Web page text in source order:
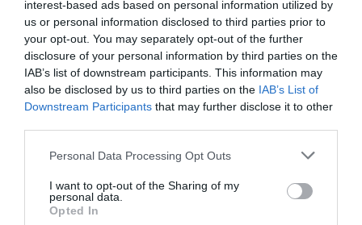
interest-based ads based on personal information utilized by
us or personal information disclosed to third parties prior to
your opt-out. You may separately opt-out of the further
disclosure of your personal information by third parties on the
IAB’s list of downstream participants. This information may
also be disclosed by us to third parties on the IAB’s List of
Downstream Participants that may further disclose it to other
Personal Data Processing Opt Outs
I want to opt-out of the Sharing of my
personal data.
Opted In
Newsletter
Κάθε βδομάδα στο e-mail σας τα τελευταία νέα για
την Τέχνη και τον Πολιτισμό!
Ακολουθήστε το Culturenow.gr